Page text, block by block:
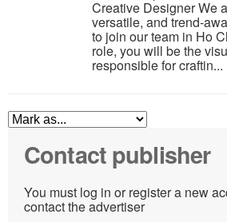
Creative Designer We
versatile, and trend-
to join our team in Ho
role, you will be the
responsible for craftin...
Contact publisher
You must log in or register a new
contact the advertiser